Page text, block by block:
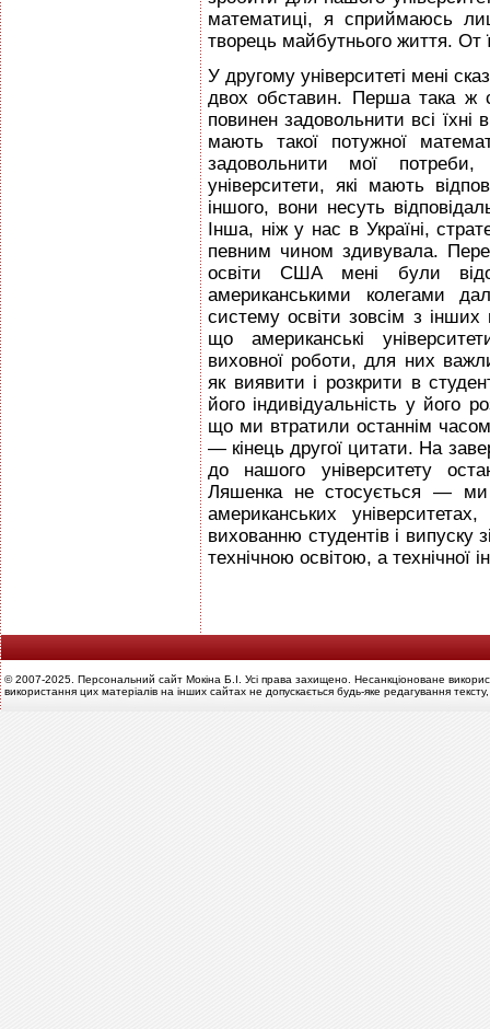
математиці, я сприймаюсь
творець майбутнього життя. От
У другому університеті мені
двох обставин. Перша така ж
повинен задовольнити всі
мають такої потужної
задовольнити мої
університети, які мають
іншого, вони несуть
Інша, ніж у нас в Україні,
певним чином здивувала.
освіти США мені були
американськими колегами
систему освіти зовсім з
що американські
виховної роботи, для них
як виявити і розкрити в
його індивідуальність у його
що ми втратили останнім
— кінець другої цитати. На
до нашого університету
Ляшенка не стосується — ми
американських
вихованню студентів і випуску
технічною освітою, а технічної
© 2007-2025. Персональний сайт Мокіна Б.І. Усі права захищено. Несанкціоноване
використання цих матеріалів на інших сайтах не допускається будь-яке редагування